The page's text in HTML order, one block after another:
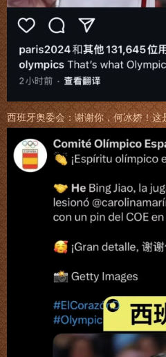
西班牙奥委会：谢谢你，何冰娇！这